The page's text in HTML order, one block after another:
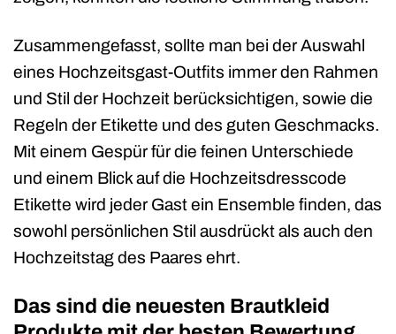
Zusammengefasst, sollte man bei der Auswahl
eines Hochzeitsgast-Outfits immer den Rahmen
und Stil der Hochzeit berücksichtigen, sowie die
Regeln der Etikette und des guten Geschmacks.
Mit einem Gespür für die feinen Unterschiede
und einem Blick auf die Hochzeitsdresscode
Etikette wird jeder Gast ein Ensemble finden, das
sowohl persönlichen Stil ausdrückt als auch den
Hochzeitstag des Paares ehrt.
Das sind die neuesten Brautkleid